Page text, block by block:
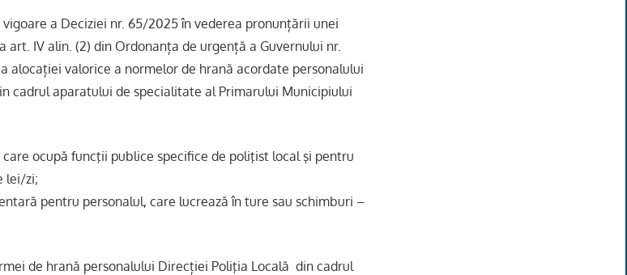
a Deciziei nr. 65/2025 în vederea pronunțării unei
IV alin. (2) din Ordonanța de urgență a Guvernului nr.
alocației valorice a normelor de hrană acordate personalului
cadrul aparatului de specialitate al Primarului Municipiului
ocupă funcţii publice specifice de poliţist local şi pentru
lei/zi;
pentru personalul, care lucrează în ture sau schimburi –
de hrană personalului Direcției Poliţia Locală din cadrul